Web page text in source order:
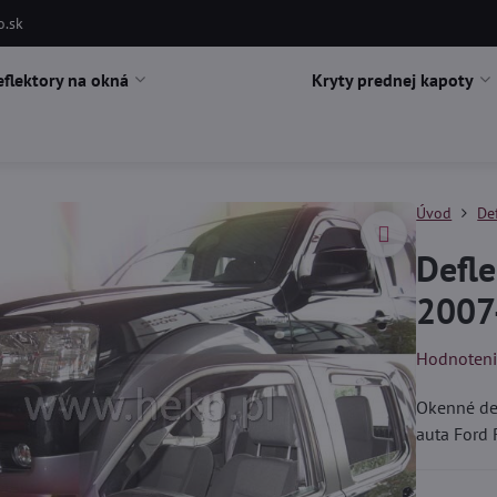
na okná Kryty prednej kapoty
Úvod
Okenné
auta Ford